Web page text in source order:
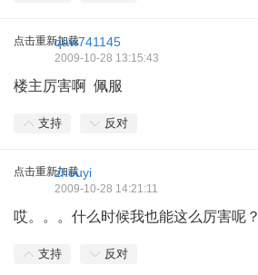
点击重新加载qaw741145
2009-10-28 13:15:43
楼主厉害啊 佩服
支持 反对
点击重新加载
zhouyi
2009-10-28 14:21:11
哎。。。什么时候我也能这么厉害呢？
支持 反对